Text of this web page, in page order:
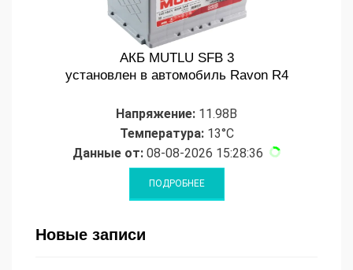
АКБ MUTLU SFB 3
установлен в автомобиль Ravon R4
Напряжение: 11.98В
Температура:13°C
Данные от: 08-08-2026 15:28:36
Новые записи